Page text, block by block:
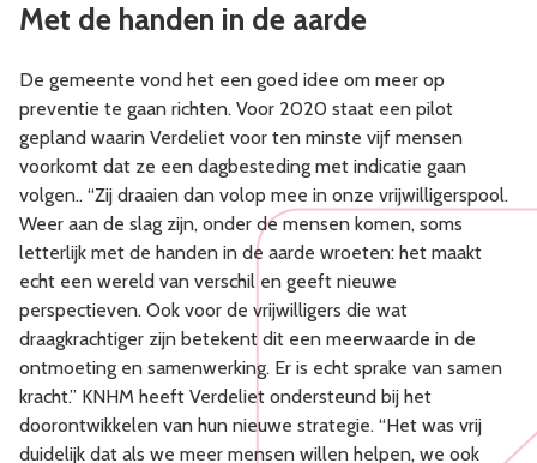
Met de handen in de aarde
De gemeente vond het een goed idee om meer op
preventie te gaan richten. Voor 2020 staat een pilot
gepland waarin Verdeliet voor ten minste vijf mensen
voorkomt dat ze een dagbesteding met indicatie gaan
volgen.. “Zij draaien dan volop mee in onze vrijwilligerspool.
Weer aan de slag zijn, onder de mensen komen, soms
letterlijk met de handen in de aarde wroeten: het maakt
echt een wereld van verschil en geeft nieuwe
perspectieven. Ook voor de vrijwilligers die wat
draagkrachtiger zijn betekent dit een meerwaarde in de
ontmoeting en samenwerking. Er is echt sprake van samen
kracht.” KNHM heeft Verdeliet ondersteund bij het
doorontwikkelen van hun nieuwe strategie. “Het was vrij
duidelijk dat als we meer mensen willen helpen, we ook